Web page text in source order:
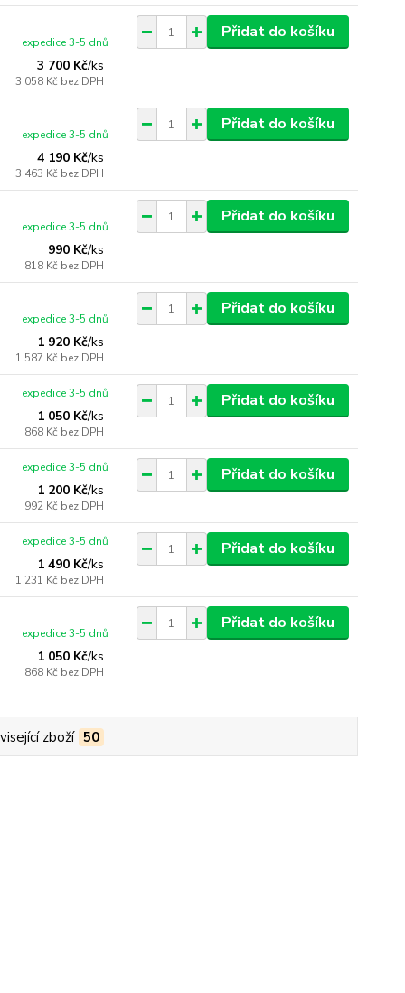
3 700 Kč/ks
3 058 Kč bez DPH
expedice 3-5 dnů
Přidat do košíku
4 190 Kč/ks
3 463 Kč bez DPH
expedice 3-5 dnů
Přidat do košíku
990 Kč/ks
818 Kč bez DPH
expedice 3-5 dnů
Přidat do košíku
1 920 Kč/ks
1 587 Kč bez DPH
expedice 3-5 dnů
Přidat do košíku
1 050 Kč/ks
868 Kč bez DPH
expedice 3-5 dnů Přidat do košíku
1 200 Kč/ks
992 Kč bez DPH
expedice 3-5 dnů Přidat do košíku
1 490 Kč/ks
1 231 Kč bez DPH
expedice 3-5 dnů Přidat do košíku
1 050 Kč/ks
868 Kč bez DPH
expedice 3-5 dnů
Přidat do košíku
zboží 50